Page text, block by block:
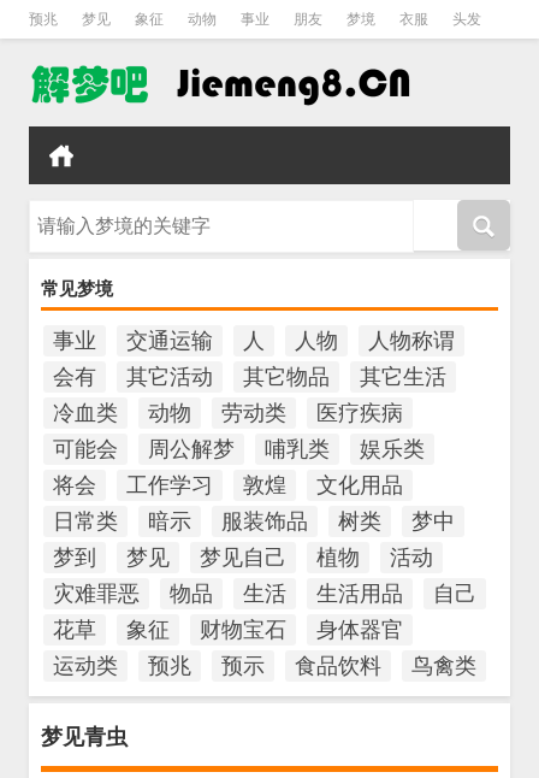
预兆 梦见 象征 动物 事业 朋友 梦境 衣服 头发
常见梦境
事业 交通运输 人 人物
人物称谓
会有
其它活动 其它物品
其它生活
冷血类
动物 劳动类
医疗疾病
可能会
周公解梦 哺乳类
娱乐类
将会
工作学习 敦煌
文化用品
日常类
暗示 服装饰品 树类
梦中
梦到
梦见 梦见自己 植物
活动
灾难罪恶
物品 生活 生活用品
自己
花草
象征 财物宝石
身体器官
运动类
预兆 预示 食品饮料 鸟禽类
梦见青虫